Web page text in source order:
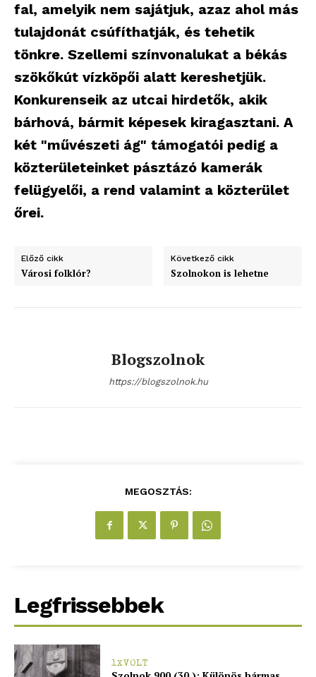
fal, amelyik nem sajátjuk, azaz ahol más
tulajdonát csúfíthatják, és tehetik
tönkre. Szellemi színvonalukat a békás
szökőkút vízköpői alatt kereshetjük.
Konkurenseik az utcai hirdetők, akik
bárhová, bármit képesek kiragasztani. A
két "művészeti ág" támogatói pedig a
közterületeinket pásztázó kamerák
felügyelői, a rend valamint a közterület
őrei.
Előző cikk
Városi folklór?
Következő cikk
Szolnokon is lehetne
Blogszolnok
https://blogszolnok.hu
MEGOSZTÁS:
Legfrissebbek
1XVOLT